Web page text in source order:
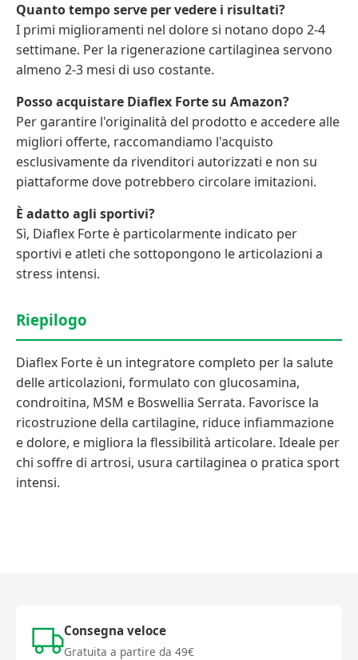
Quanto tempo serve per vedere i risultati?
I primi miglioramenti nel dolore si notano dopo 2-4
settimane. Per la rigenerazione cartilaginea servono
almeno 2-3 mesi di uso costante.
Posso acquistare Diaflex Forte su Amazon?
Per garantire l'originalità del prodotto e accedere alle
migliori offerte, raccomandiamo l'acquisto
esclusivamente da rivenditori autorizzati e non su
piattaforme dove potrebbero circolare imitazioni.
È adatto agli sportivi?
Sì, Diaflex Forte è particolarmente indicato per
sportivi e atleti che sottopongono le articolazioni a
stress intensi.
Riepilogo
Diaflex Forte è un integratore completo per la salute
delle articolazioni, formulato con glucosamina,
condroitina, MSM e Boswellia Serrata. Favorisce la
ricostruzione della cartilagine, riduce infiammazione
e dolore, e migliora la flessibilità articolare. Ideale per
chi soffre di artrosi, usura cartilaginea o pratica sport
intensi.
Consegna veloce
Gratuita a partire da 49€